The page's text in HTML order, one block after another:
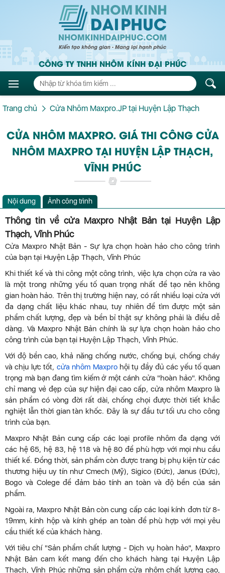
CÔNG TY TNHH NHÔM KÍNH ĐẠI PHÚC
Trang chủ Cửa Nhôm Maxpro.JP tại Huyện Lập Thạch
CỬA NHÔM MAXPRO. GIÁ THI CÔNG CỬA
NHÔM MAXPRO TẠI HUYỆN LẬP THẠCH,
VĨNH PHÚC
Nội dung Ảnh công trình
Thông tin về cửa Maxpro Nhật Bản tại Huyện Lập
Thạch, Vĩnh Phúc
Cửa Maxpro Nhật Bản - Sự lựa chọn hoàn hảo cho công trình
của bạn tại Huyện Lập Thạch, Vĩnh Phúc
Khi thiết kế và thi công một công trình, việc lựa chọn cửa ra vào
là một trong những yếu tố quan trọng nhất để tạo nên không
gian hoàn hảo. Trên thị trường hiện nay, có rất nhiều loại cửa với
đa dạng chất liệu khác nhau, tuy nhiên để tìm được một sản
phẩm chất lượng, đẹp và bền bỉ thật sự không phải là điều dễ
dàng. Và Maxpro Nhật Bản chính là sự lựa chọn hoàn hảo cho
công trình của bạn tại Huyện Lập Thạch, Vĩnh Phúc.
Với độ bền cao, khả năng chống nước, chống bụi, chống cháy
và chịu lực tốt, cửa nhôm Maxprohội tụ đầy đủ các yếu tố quan
trọng mà bạn đang tìm kiếm ở một cánh cửa "hoàn hảo". Không
chỉ mang vẻ đẹp của sự hiện đại cao cấp, cửa nhôm Maxpro là
sản phẩm có vòng đời rất dài, chống chọi được thời tiết khắc
nghiệt lẫn thời gian tàn khốc. Đây là sự đầu tư tối ưu cho công
trình của bạn.
Maxpro Nhật Bản cung cấp các loại profile nhôm đa dạng với
các hệ 65, hệ 83, hệ 118 và hệ 80 để phù hợp với mọi nhu cầu
thiết kế. Đồng thời, sản phẩm còn được trang bị phụ kiện từ các
thương hiệu uy tín như Cmech (Mỹ), Sigico (Đức), Janus (Đức),
Bogo và Colege để đảm bảo tính an toàn và độ bền của sản
phẩm.
Ngoài ra, Maxpro Nhật Bản còn cung cấp các loại kính đơn từ 8-
19mm, kính hộp và kính ghép an toàn để phù hợp với mọi yêu
cầu thiết kế của khách hàng.
Với tiêu chí "Sản phẩm chất lượng - Dịch vụ hoàn hảo", Maxpro
Nhật Bản cam kết mang đến cho khách hàng tại Huyện Lập
Thạch, Vĩnh Phúc những sản phẩm cửa nhôm chất lượng cao,